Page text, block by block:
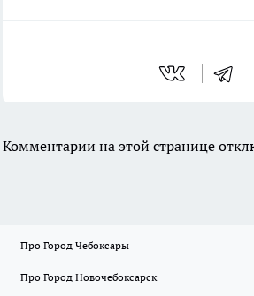
Комментарии на этой странице
Про Город Чебоксары
Про Город Новочебоксарск